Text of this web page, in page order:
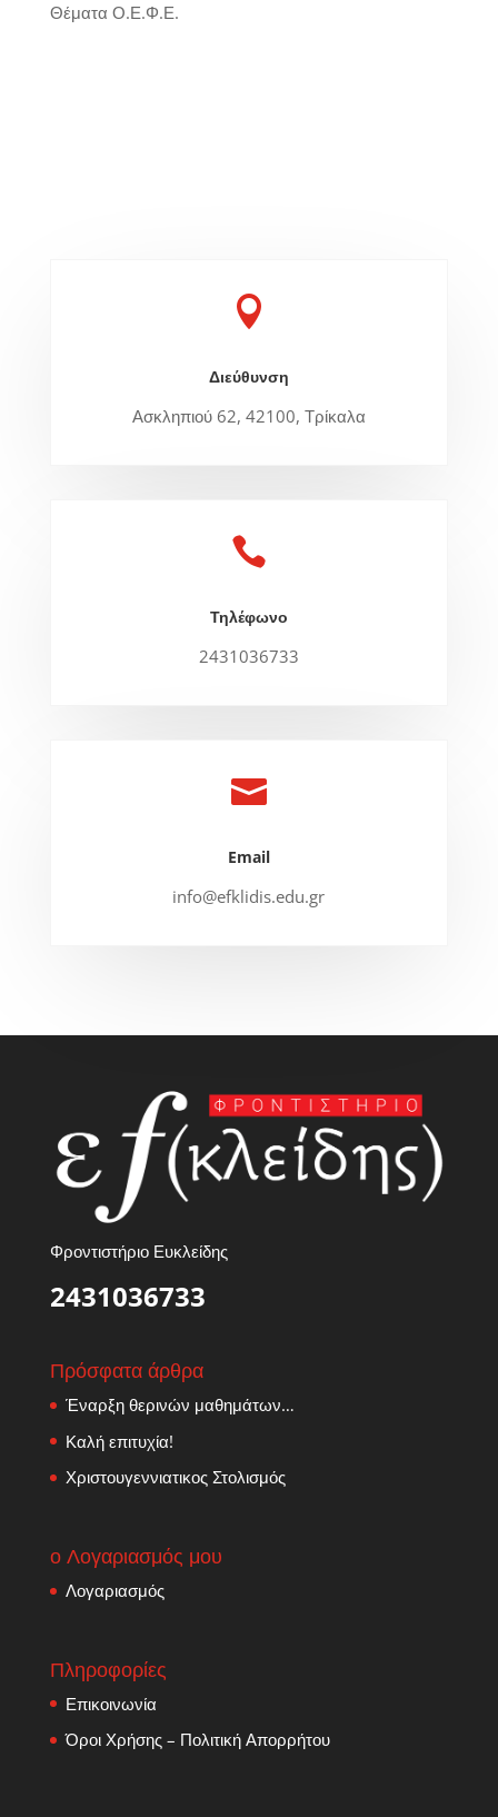
Θέματα Ο.Ε.Φ.Ε.

Διεύθυνση
Ασκληπιού 62, 42100, Τρίκαλα

Τηλέφωνο
2431036733

Email
info@efklidis.edu.gr
Φροντιστήριο Ευκλείδης
2431036733
Πρόσφατα άρθρα
Έναρξη θερινών μαθημάτων…
Καλή επιτυχία!
Χριστουγεννιατικος Στολισμός
ο Λογαριασμός μου
Λογαριασμός
Πληροφορίες
Επικοινωνία
Όροι Χρήσης – Πολιτική Απορρήτου